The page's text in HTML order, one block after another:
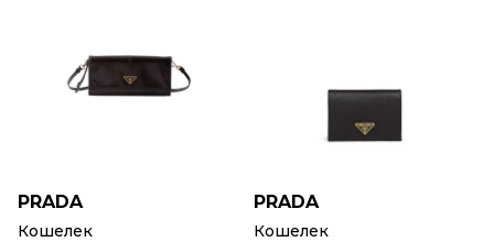
PRADA
Кошелек
PRADA
Кошелек